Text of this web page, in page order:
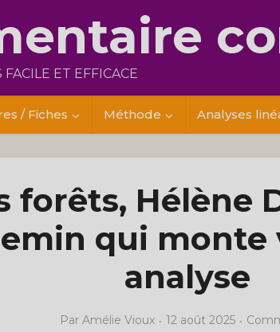
ET EFFICACE
/ Fiches Méthode Analyses
forêts, Hélène
qui monte
analyse
Par Amélie Vioux 12 août 2025